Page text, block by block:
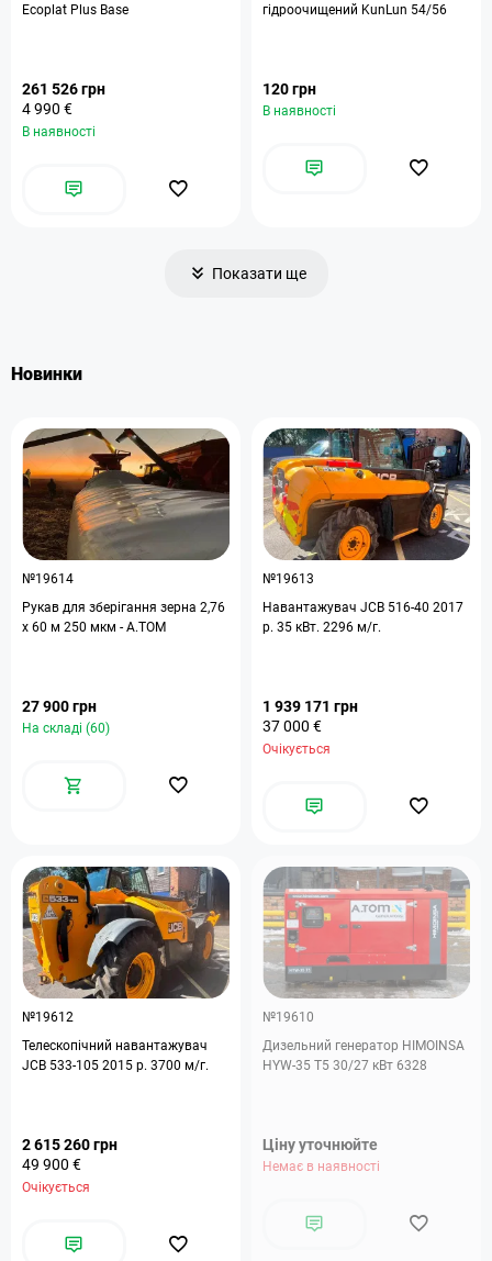
Ecoplat Plus Base
261 526 грн
4 990 €
В наявності
гідроочищений KunLun 54/56
120 грн
В наявності
Показати ще
Новинки
№19614
Рукав для зберігання зерна 2,76
х 60 м 250 мкм - A.TOM
27 900 грн
На складі (60)
№19613
Навантажувач JCB 516-40 2017
р. 35 кВт. 2296 м/г.
1 939 171 грн
37 000 €
Очікується
№19612
Телескопічний навантажувач
JCB 533-105 2015 р. 3700 м/г.
2 615 260 грн
49 900 €
Очікується
№19610
Дизельний генератор HIMOINSA
HYW-35 T5 30/27 кВт 6328
Ціну уточнюйте
Немає в наявності